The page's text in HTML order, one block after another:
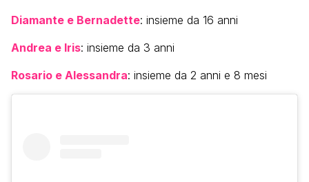
Diamante e Bernadette: insieme da 16 anni
Andrea e Iris: insieme da 3 anni
Rosario e Alessandra: insieme da 2 anni e 8 mesi